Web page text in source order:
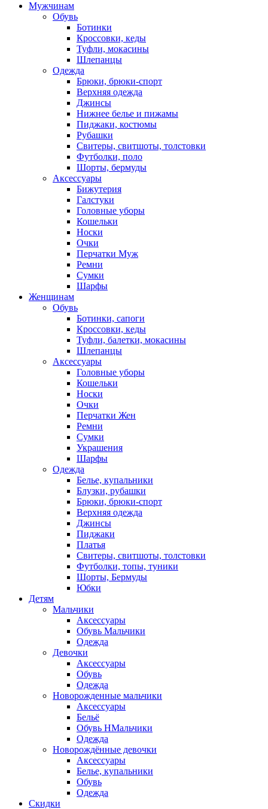
Мужчинам
Обувь
Ботинки
Кроссовки, кеды
Туфли, мокасины
Шлепанцы
Одежда
Брюки, брюки-спорт
Верхняя одежда
Джинсы
Нижнее белье и пижамы
Пиджаки, костюмы
Рубашки
Свитеры, свитшоты, толстовки
Футболки, поло
Шорты, бермуды
Аксессуары
Бижутерия
Галстуки
Головные уборы
Кошельки
Носки
Очки
Перчатки Муж
Ремни
Сумки
Шарфы
Женщинам
Обувь
Ботинки, сапоги
Кроссовки, кеды
Туфли, балетки, мокасины
Шлепанцы
Аксессуары
Головные уборы
Кошельки
Носки
Очки
Перчатки Жен
Ремни
Сумки
Украшения
Шарфы
Одежда
Белье, купальники
Блузки, рубашки
Брюки, брюки-спорт
Верхняя одежда
Джинсы
Пиджаки
Платья
Свитеры, свитшоты, толстовки
Футболки, топы, туники
Шорты, Бермуды
Юбки
Детям
Мальчики
Аксессуары
Обувь Мальчики
Одежда
Девочки
Аксессуары
Обувь
Одежда
Новорожденные мальчики
Аксессуары
Бельё
Обувь НМальчики
Одежда
Новорождённые девочки
Аксессуары
Белье, купальники
Обувь
Одежда
Скидки